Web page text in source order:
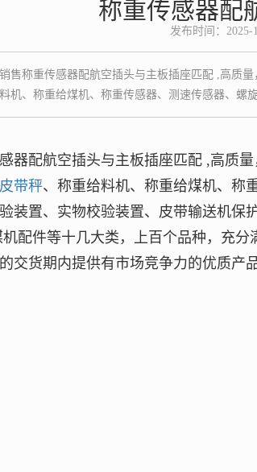
称重传感器配
发布时间：
销售称重传感器配航空插头与主板插座匹配 ,高质
机、称重给煤机、称重传感器、测速传感器、螺
器配航空插头与主板插座匹配 ,高质
带秤、称重给料机、称重给煤机、称
装置、实物校验装置、皮带输送机保
配件等十几大类，上百个品种，充
交货期内提供有市场竞争力的优质产